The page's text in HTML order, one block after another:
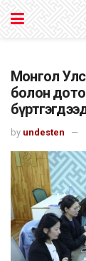
Монгол
болон
by undesten